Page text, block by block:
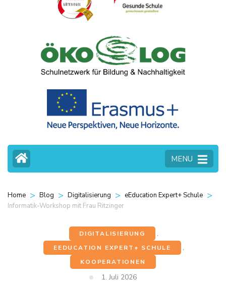
MENU
Home > Blog > Digitalisierung > eEducation Expert+ Schule >
Informatik-Workshop mit Frau Ritzinger
DIGITALISIERUNG
,
EEDUCATION EXPERT+ SCHULE
,
KOOPERATIONEN
1. Juli 2026